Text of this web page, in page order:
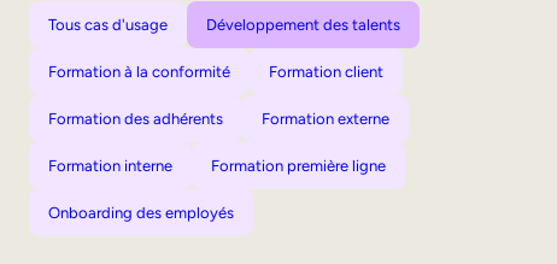
Tous cas d'usage Développement des talents
Formation à la conformité Formation client
Formation des adhérents Formation externe
Formation interne Formation première ligne
Onboarding des employés